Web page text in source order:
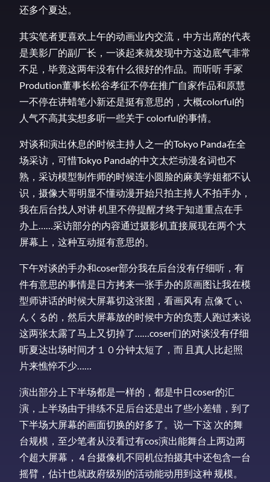
还多个夏达。
其实笔者更喜欢上午的动画业内交流，中方出席的代表
是美影厂的副厂长，一谈起来就发现中方这边底气非常
不足，毕竟这两年没有什么很好的作品。而听听 手冢
Prodution董事长松谷孝征不停在推广自家作品和原慧
一不停在讲蜡笔小新还是挺有意思的，大概colorful的
人气不高其实想多听一些关于 colorful的事情。
对谈和演出休息的时候主持人之一的Tokyo Panda在全
场采访，可惜Tokyo Panda的中文太烂动漫名词也不
熟，采访模型制作师的时候连小圆脸的麻美学姐都不认
识，摄像大哥明显不懂动漫开始只拍主持人不拍手办，
我在后台找人对讲 机里不停提醒才终于知道重点在手
办上……采访部分的内容通过摄影机直接展现在两个大
屏幕上，这种互动挺有意思的。
下午对谈的手办和coser部分我在后台没有仔细听，有
件有意思的事情是日方拷来一张手办的原画图让我在模
型师讲话的时候大屏幕切这张图，看画风有 点像てぃ
んくる的，然后大屏幕放的时候中方的负责人跑过来说
这两张太露了马上又切掉了……coser们的对谈没有仔细
听夏达出场时间才１０分钟太短了，而 且真人比起照
片来憔悴不少……
演出部分上下半场都是一样的，都是中日coser的汇
演，上半场由于排练不足后台还是出了些小差错，到了
下半场大屏幕的画面切换的好多了。说一下这 次的舞
台规模，至少笔者从没看过有cos演出能舞台上两边两
个超大屏幕，４台摄像机不同机位拍摄其中还包含一台
摇臂，估计也就政府级别的活动能动用到这种 规模。